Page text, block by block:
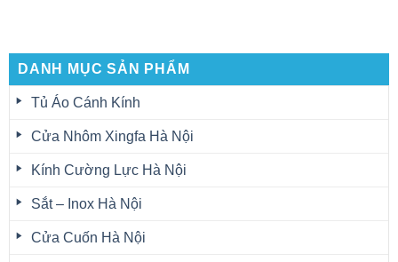
DANH MỤC SẢN PHẨM
Tủ Áo Cánh Kính
Cửa Nhôm Xingfa Hà Nội
Kính Cường Lực Hà Nội
Sắt – Inox Hà Nội
Cửa Cuốn Hà Nội